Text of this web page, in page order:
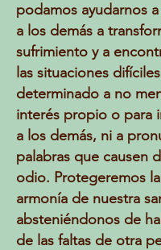
podamos ayudarnos
a los demás a
sufrimiento y a
las situaciones
determinado a no
interés propio o para
a los demás, ni a
palabras que causen
odio. Protegeremos
armonía de nuestra
absteniéndonos de
de las faltas de otra